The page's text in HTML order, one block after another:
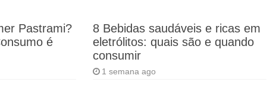
Pastrami?
é
8 Bebidas saudáveis e ricas em
eletrólitos: quais são e quando
consumir
1 semana ago